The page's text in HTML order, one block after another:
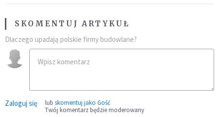
SKOMENTUJ ARTYKUŁ
Dlaczego upadają polskie firmy budowlane?
Zaloguj się lub skomentuj jako Gość
Twój komentarz będzie moderowany